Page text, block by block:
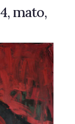
mato,